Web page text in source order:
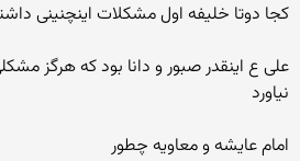
کجا دوتا خلیفه اول مشکلات اینچنینی
علی ع اینقدر صبور و دانا بود که هرگز
نیاورد
امام عایشه و معاویه چطور